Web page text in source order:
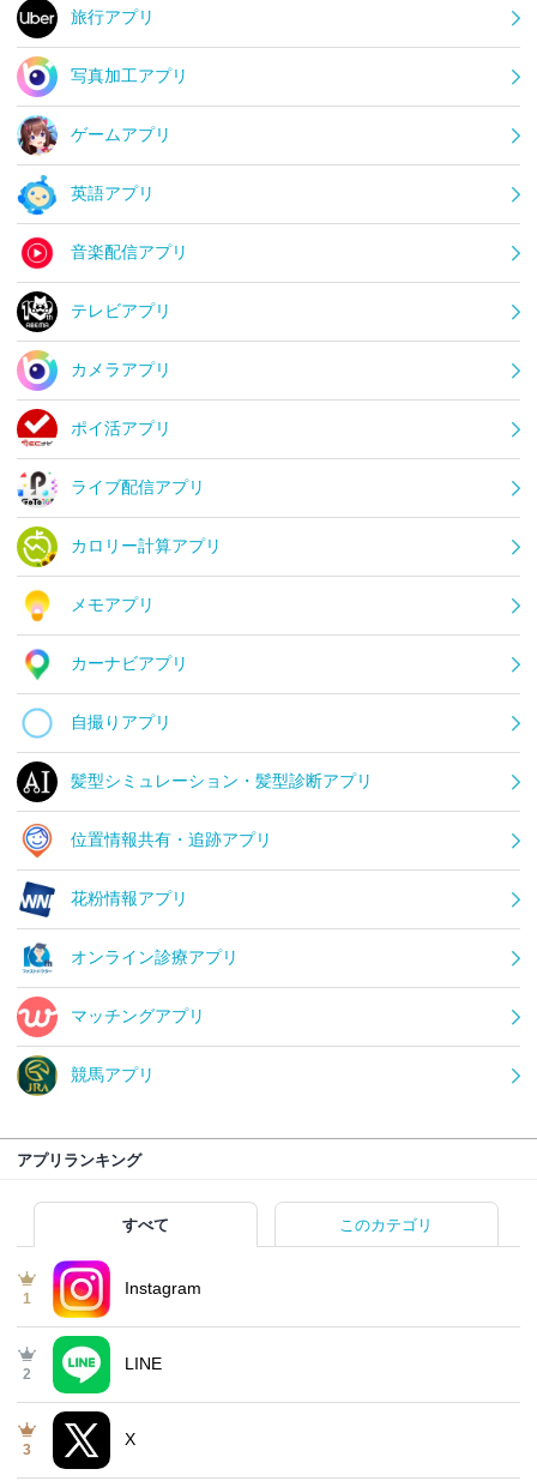
旅行アプリ
写真加工アプリ
ゲームアプリ
英語アプリ
音楽配信アプリ
テレビアプリ
カメラアプリ
ポイ活アプリ
ライブ配信アプリ
カロリー計算アプリ
メモアプリ
カーナビアプリ
自撮りアプリ
髪型シミュレーション・髪型診断アプリ
位置情報共有・追跡アプリ
花粉情報アプリ
オンライン診療アプリ
マッチングアプリ
競馬アプリ
アプリランキング
すべて このカテゴリ
1
Instagram
2
LINE
3
X